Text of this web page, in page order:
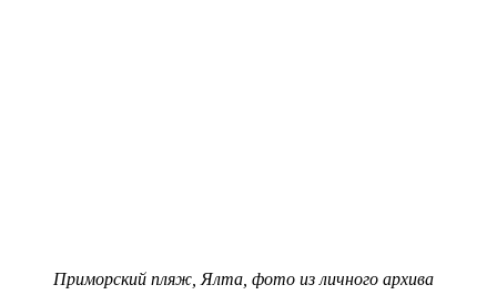
Приморский пляж, Ялта, фото из личного архива